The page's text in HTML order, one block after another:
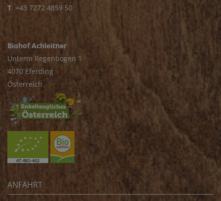
T. +43 7272 4859 50
Biohof Achleitner
Unterm Regenbogen 1
4070 Eferding
Österreich
ANFAHRT